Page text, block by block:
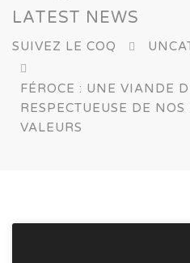
LATEST NEWS
SUIVEZ LE COQ
FÉROCE : UNE VIANDE
RESPECTUEUSE DE
VALEURS